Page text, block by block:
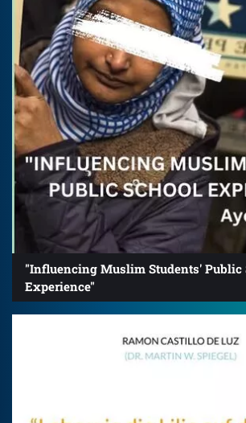
"Influencing Muslim Students' Public
Experience"